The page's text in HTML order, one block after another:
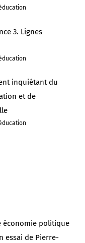
3. Lignes
inquiétant du
et de
économie politique
essai de Pierre-